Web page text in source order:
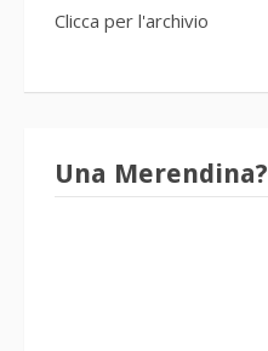
Clicca per l'archivio
Una Merendina?